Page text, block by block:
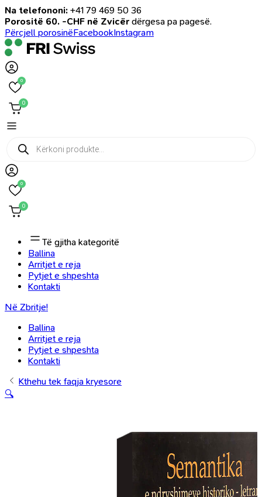
Na telefononi: +41 79 469 50 36
Porositë 60. -CHF në Zvicër dërgesa pa pagesë.
Përcjell porosinëFacebookInstagram
0
0
Products
search
0
0
Të gjitha kategoritë
Ballina
Arritjet e reja
Pytjet e shpeshta
Kontakti
Në Zbritje!
Ballina
Arritjet e reja
Pytjet e shpeshta
Kontakti
Kthehu tek faqja kryesore
🔍